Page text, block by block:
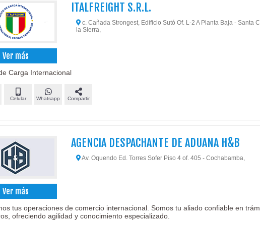
Ver más
ITALFREIGHT S.R.L.
c. Cañada Strongest, Edificio Sutó Of. L-2 A Planta Baja - Santa
la Sierra,
Carga Internacional
Celular Whatsapp Compartir
Ver más
AGENCIA DESPACHANTE DE ADUANA H&B
Av. Oquendo Ed. Torres Sofer Piso 4 of. 405 - Cochabamba,
tus operaciones de comercio internacional. Somos tu aliado confiable en
ofreciendo agilidad y conocimiento especializado.